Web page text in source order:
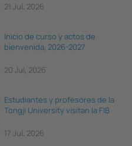
21 Jul, 2026
Inicio de curso y actos de
bienvenida, 2026-2027
20 Jul, 2026
Estudiantes y profesores de la
Tongji University visitan la FIB
17 Jul, 2026